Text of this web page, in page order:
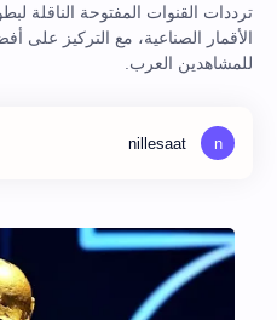
الأقمار الصناعية، مع التركيز على
للمشاهدين العرب.